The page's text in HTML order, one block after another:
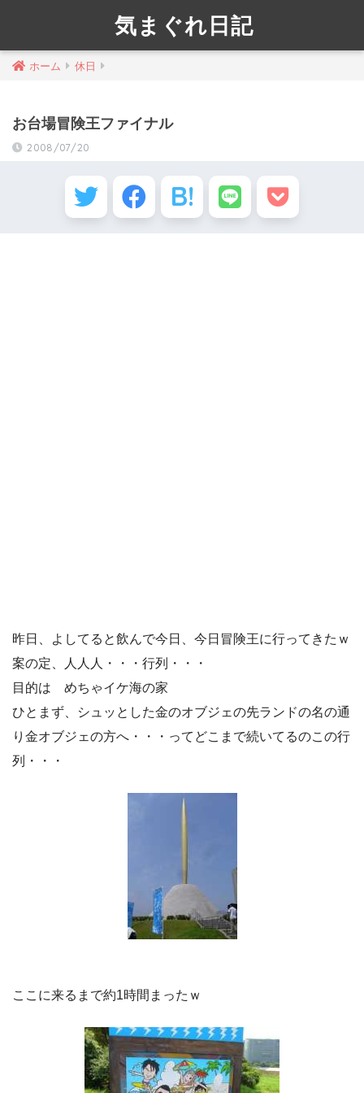
気まぐれ日記
ホーム 休日
お台場冒険王ファイナル
2008/07/20
昨日、よしてると飲んで今日、今日冒険王に行ってきたｗ
案の定、人人人・・・行列・・・
目的は めちゃイケ海の家
ひとまず、シュッとした金のオブジェの先ランドの名の通
り金オブジェの方へ・・・ってどこまで続いてるのこの行
列・・・
ここに来るまで約1時間まったｗ